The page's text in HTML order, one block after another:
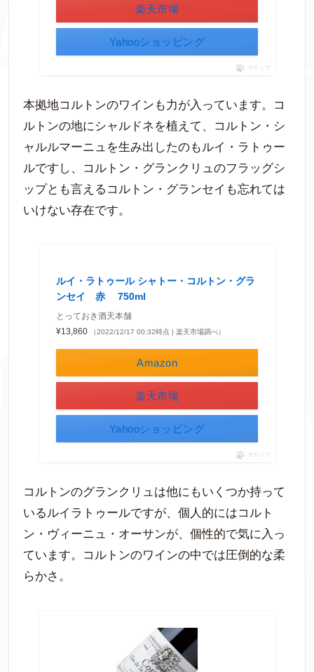
楽天市場
Yahooショッピング
ポチップ
本拠地コルトンのワインも力が入っています。コ
ルトンの地にシャルドネを植えて、コルトン・シ
ャルルマーニュを生み出したのもルイ・ラトゥー
ルですし、コルトン・グランクリュのフラッグシ
ップとも言えるコルトン・グランセイも忘れては
いけない存在です。
ルイ・ラトゥール シャトー・コルトン・グラ
ンセイ 赤 750ml
とっておき酒天本舗
¥13,860
（2022/12/17 00:32時点 | 楽天市場調べ）
Amazon
楽天市場
Yahooショッピング
ポチップ
コルトンのグランクリュは他にもいくつか持って
いるルイラトゥールですが、個人的にはコルト
ン・ヴィーニュ・オーサンが、個性的で気に入っ
ています。コルトンのワインの中では圧倒的な柔
らかさ。